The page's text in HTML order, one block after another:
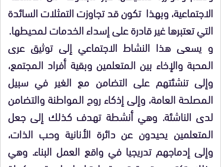
الاجتماعية، وبهذا تكون قد تجاوزت التمثلات السائدة
التي تعتبرها غير قادرة على إسداء الخدمات لـمحيطها.
و يسعى هذا النشاط الاجتماعي إلى توثيق عرى
الـمحبة والإخاء بين الـمتعلمين وبقية أفراد الـمجتمع،
وإلى تنشئتهم على التضامن مع الغير في سبيل
الـمصلحة العامة، وإلى إذكاء روح الـمواطنة والتضامن
لدى الناشئة. وهي أنشطة تهدف كذلك إلى جعل
الـمتعلمين يحيدون عن دائرة الأنانية وحب الذات،
وإلى إدماجهم تدريجيا في واقع العمل البناء. وهي